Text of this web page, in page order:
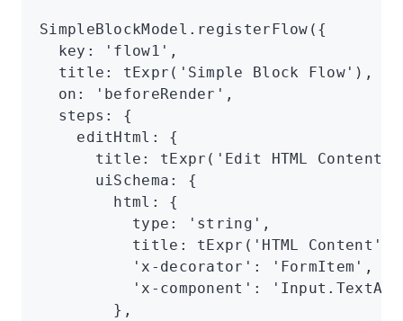
SimpleBlockModel .registerFlow ({
  key
: 'flow1' ,
  title
: tExpr ( 'Simple Block Flow' ) ,
  on
: 'beforeRender' ,
  steps
:
{
    editHtml
:
{
      title
: tExpr ( 'Edit HTML Content'
      uiSchema
:
{
        html
:
{
          type
: 'string' ,
          title
: tExpr ( 'HTML Content'
          'x-decorator'
: 'FormItem' ,
          'x-component'
:
        }
,